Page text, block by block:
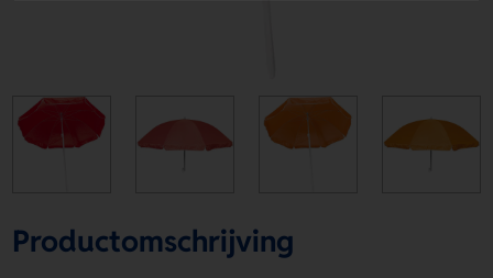
Productomschrijving